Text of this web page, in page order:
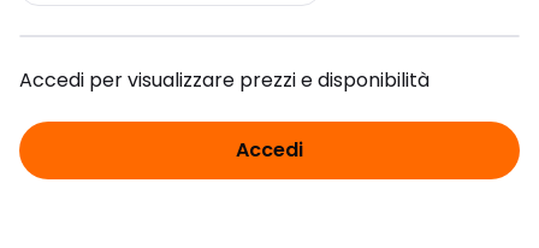
Accedi per visualizzare prezzi e disponibilità
Accedi